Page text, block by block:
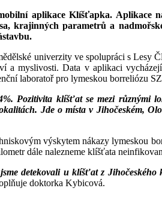
aplikace Klíšťapka.
krajinných parametrů a
univerzity ve spolupráci s Lesy
a myslivosti. Data v aplikaci
laboratoř pro lymeskou borreliózu
Pozitivita klíšťat se mezi různými
Jde o místa v Jihočeském,
výskytem nákazy lymeskou
dále nalezneme klíšťata
detekovali u klíšťat z
doktorka Kybicová.